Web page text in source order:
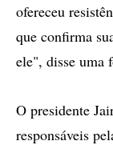
ofereceu
que confirma
ele", disse uma
O presidente
responsáveis